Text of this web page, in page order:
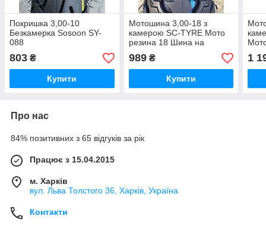
Покришка 3,00-10
Безкамерка Sosoon SY-
088
803 ₴
Купити
Мотошина 3,00-18 з
камерою SC-TYRE Мото
резина 18 Шина на
мотоцикл
989₴
Купити
1
Про нас
84% позитивних з 65 відгуків за рік
Працює з 15.04.2015
м. Харків
вул. Льва Толстого 36, Харків, Україна
Контакти